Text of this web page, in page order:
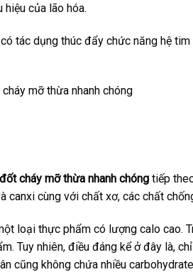
hiệu của lão hóa.
tác dụng thúc đẩy chức năng hệ
cháy mỡ thừa nhanh chóng tiếp
canxi cùng với chất xơ, các chất
loại thực phẩm có lượng calo cao.
Tuy nhiên, điều đáng kể ở đây là,
cũng không chứa nhiều